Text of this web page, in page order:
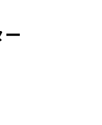
ー